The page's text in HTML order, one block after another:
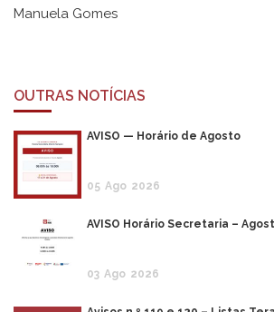
Manuela Gomes
OUTRAS NOTÍCIAS
AVISO — Horário de Agosto
05 Ago 2026
AVISO Horário Secretaria –
03 Ago 2026